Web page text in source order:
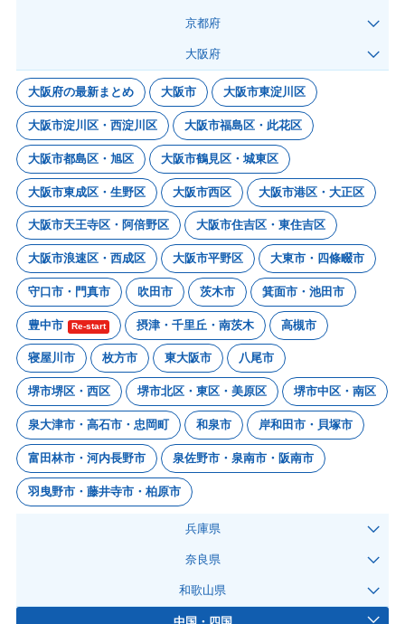
京都府
大阪府
大阪府の最新まとめ 大阪市 大阪市東淀川区
大阪市淀川区・西淀川区 大阪市福島区・此花区
大阪市都島区・旭区 大阪市鶴見区・城東区
大阪市東成区・生野区 大阪市西区 大阪市港区・大正区
大阪市天王寺区・阿倍野区 大阪市住吉区・東住吉区
大阪市浪速区・西成区 大阪市平野区 大東市・四條畷市
守口市・門真市 吹田市 茨木市 箕面市・池田市
豊中市 Re-start 摂津・千里丘・南茨木 高槻市
寝屋川市 枚方市 東大阪市 八尾市
堺市堺区・西区 堺市北区・東区・美原区 堺市中区・南区
泉大津市・高石市・忠岡町 和泉市 岸和田市・貝塚市
富田林市・河内長野市 泉佐野市・泉南市・阪南市
羽曳野市・藤井寺市・柏原市
兵庫県
奈良県
和歌山県